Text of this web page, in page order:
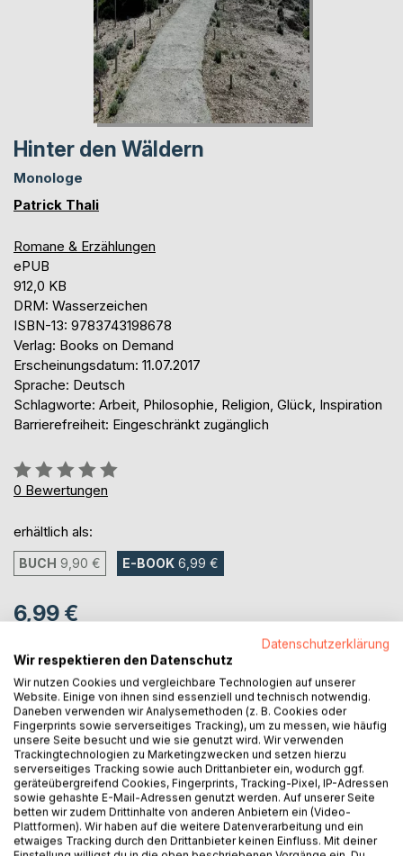
Hinter den Wäldern
Monologe
Patrick Thali
Romane & Erzählungen
ePUB
912,0 KB
DRM: Wasserzeichen
ISBN-13: 9783743198678
Verlag: Books on Demand
Erscheinungsdatum: 11.07.2017
Sprache: Deutsch
Schlagworte: Arbeit, Philosophie, Religion, Glück, Inspiration
Barrierefreiheit: Eingeschränkt zugänglich
Bewertung::
0%
0 Bewertungen
erhältlich als:
BUCH 9,90 € E-BOOK 6,99 €
6,99 €
sofort verfügbar als Download
IN DEN WARENKORB
Auf die Merkliste
Titel bewerten
Datenschutzerklärung
Wir respektieren den Datenschutz
Wir nutzen Cookies und vergleichbare Technologien auf unserer
Website. Einige von ihnen sind essenziell und technisch notwendig.
Daneben verwenden wir Analysemethoden (z. B. Cookies oder
Fingerprints sowie serverseitiges Tracking), um zu messen, wie häufig
unsere Seite besucht und wie sie genutzt wird. Wir verwenden
Trackingtechnologien zu Marketingzwecken und setzen hierzu
serverseitiges Tracking sowie auch Drittanbieter ein, wodurch ggf.
geräteübergreifend Cookies, Fingerprints, Tracking-Pixel, IP-Adressen
sowie gehashte E-Mail-Adressen genutzt werden. Auf unserer Seite
betten wir zudem Drittinhalte von anderen Anbietern ein (Video-
Plattformen). Wir haben auf die weitere Datenverarbeitung und ein
etwaiges Tracking durch den Drittanbieter keinen Einfluss. Mit deiner